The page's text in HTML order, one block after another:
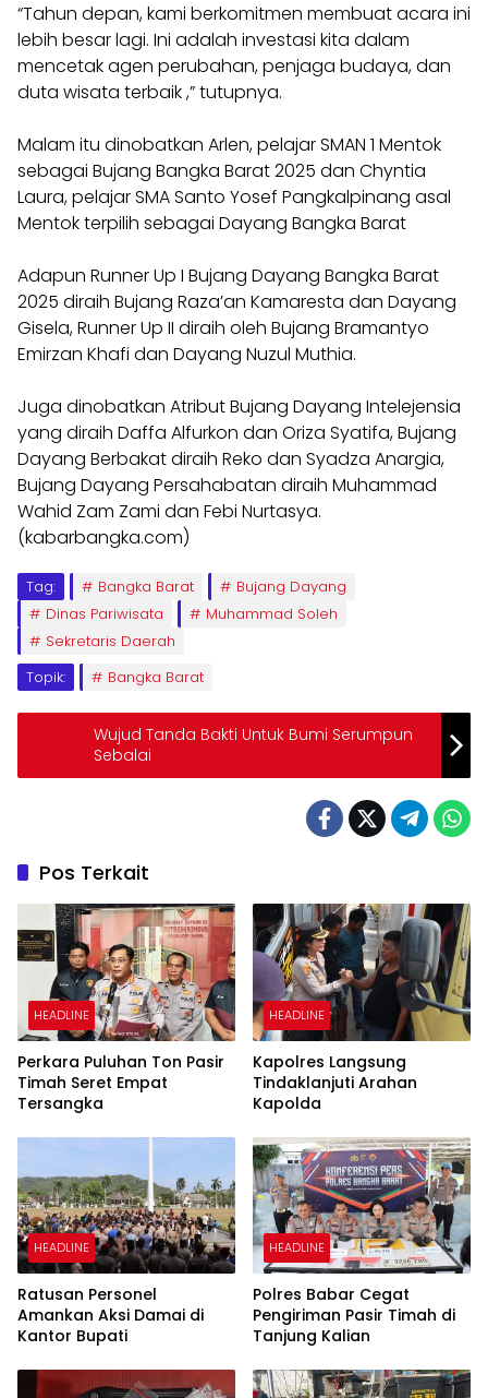
“Tahun depan, kami berkomitmen membuat acara ini
lebih besar lagi. Ini adalah investasi kita dalam
mencetak agen perubahan, penjaga budaya, dan
duta wisata terbaik ,” tutupnya.
Malam itu dinobatkan Arlen, pelajar SMAN 1 Mentok
sebagai Bujang Bangka Barat 2025 dan Chyntia
Laura, pelajar SMA Santo Yosef Pangkalpinang asal
Mentok terpilih sebagai Dayang Bangka Barat
Adapun Runner Up I Bujang Dayang Bangka Barat
2025 diraih Bujang Raza’an Kamaresta dan Dayang
Gisela, Runner Up II diraih oleh Bujang Bramantyo
Emirzan Khafi dan Dayang Nuzul Muthia.
Juga dinobatkan Atribut Bujang Dayang Intelejensia
yang diraih Daffa Alfurkon dan Oriza Syatifa, Bujang
Dayang Berbakat diraih Reko dan Syadza Anargia,
Bujang Dayang Persahabatan diraih Muhammad
Wahid Zam Zami dan Febi Nurtasya.
(kabarbangka.com)
Tag: Bangka Barat
Bujang Dayang
Dinas Pariwisata
Muhammad Soleh
Sekretaris Daerah
Topik:
Bangka Barat
Wujud Tanda Bakti Untuk Bumi Serumpun
Sebalai
Pos Terkait
HEADLINE
Perkara Puluhan Ton Pasir
Timah Seret Empat
Tersangka
HEADLINE
Kapolres Langsung
Tindaklanjuti Arahan
Kapolda
HEADLINE
Ratusan Personel
Amankan Aksi Damai di
Kantor Bupati
HEADLINE
Polres Babar Cegat
Pengiriman Pasir Timah di
Tanjung Kalian